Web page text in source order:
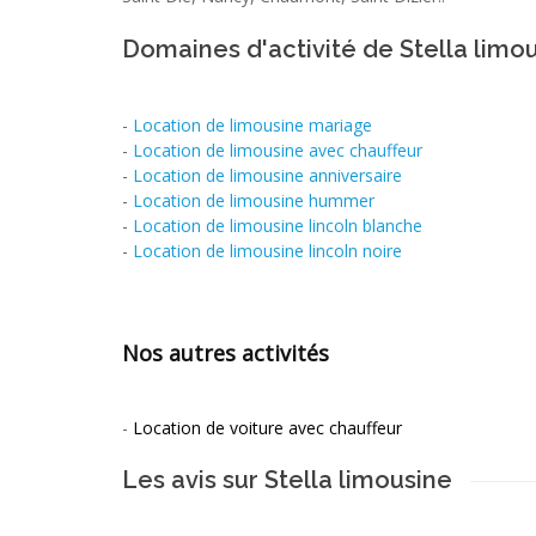
Domaines d'activité de Stella
- Location de limousine mariage
- Location de limousine avec chauffeur
- Location de limousine anniversaire
- Location de limousine hummer
- Location de limousine lincoln blanche
- Location de limousine lincoln noire
Nos autres activités
- Location de voiture avec chauffeur
Les avis sur Stella limousine